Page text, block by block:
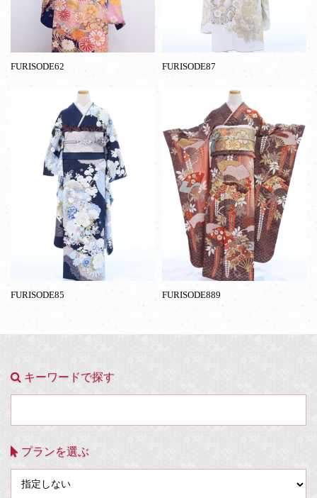
FURISODE62 FURISODE87
FURISODE85 FURISODE889
キーワードで探す
プランを選ぶ